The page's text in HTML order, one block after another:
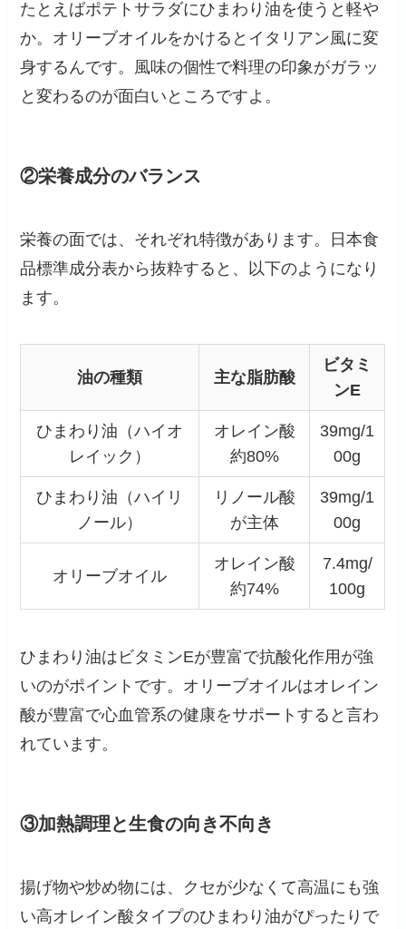
たとえばポテトサラダにひまわり油を使うと軽や
か。オリーブオイルをかけるとイタリアン風に変
身するんです。風味の個性で料理の印象がガラッ
と変わるのが面白いところですよ。
②栄養成分のバランス
栄養の面では、それぞれ特徴があります。日本食
品標準成分表から抜粋すると、以下のようになり
ます。
油の種類 主な脂肪酸
ビタミ
ンE
ひまわり油（ハイオ
レイック）
オレイン酸
約80%
39mg/1
00g
ひまわり油（ハイリ
ノール）
リノール酸
が主体
39mg/1
00g
オリーブオイル
オレイン酸
約74%
7.4mg/
100g
ひまわり油はビタミンEが豊富で抗酸化作用が強
いのがポイントです。オリーブオイルはオレイン
酸が豊富で心血管系の健康をサポートすると言わ
れています。
③加熱調理と生食の向き不向き
揚げ物や炒め物には、クセが少なくて高温にも強
い高オレイン酸タイプのひまわり油がぴったりで